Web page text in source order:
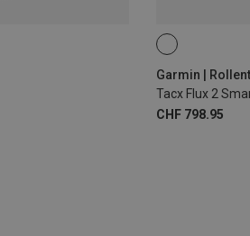
Garmin |
Tacx Flux 2
CHF 798.95